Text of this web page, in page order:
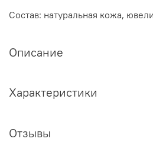
Состав: натуральная кожа,
Описание
Характеристики
Отзывы